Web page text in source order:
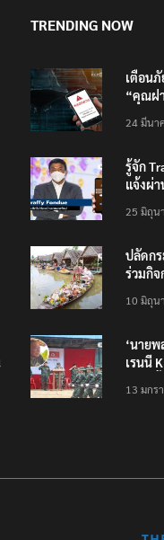
TRENDING NOW
เตือนภั
“คุณฝ
24 มีนา
รู้จัก
แจ้งผ่า
ทั่วไทย
25 มิถุน
ปลัดก
ร่วมกิจ
ตักบา
10 มิถุน
‘นาย
เรนนี
ประชา
13 มกร